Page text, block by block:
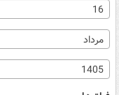
16
مرداد
1405